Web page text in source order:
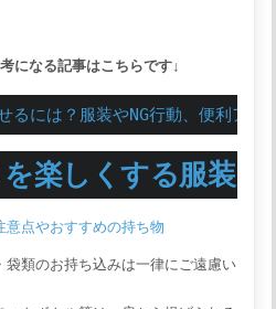
になる記事はこちらです↓
るには？服装やNG行動、便利アイ
楽しくする服装
意点やおすすめの持ち物
類のお持ち込みは一律にご遠慮い